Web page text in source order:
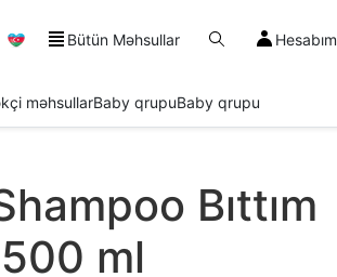
Bütün Məhsullar Hesabım
məhsullarBaby qrupuBaby qrupu
Bıttım
ml